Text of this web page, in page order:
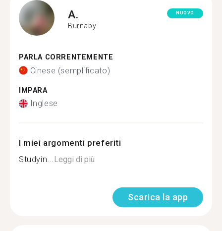
A.
Burnaby
NUOVO
PARLA CORRENTEMENTE
Cinese (semplificato)
IMPARA
Inglese
I miei argomenti preferiti
Studyin...Leggi di più
Scarica la app